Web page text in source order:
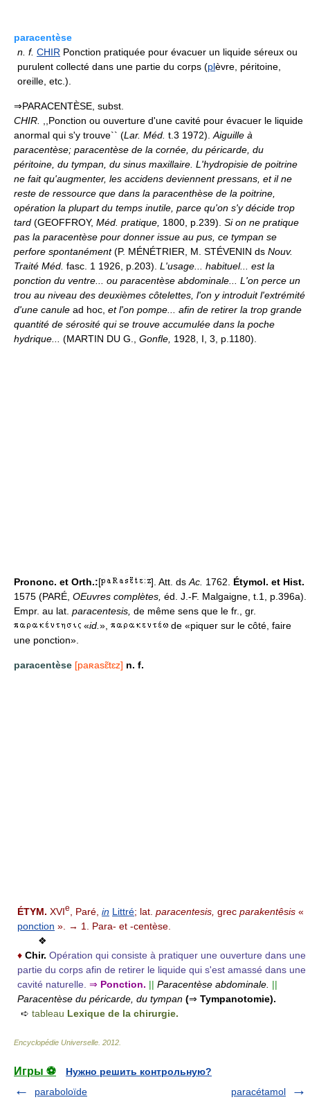
paracentèse
n. f. CHIR Ponction pratiquée pour évacuer un liquide séreux ou
purulent collecté dans une partie du corps (plèvre, péritoine,
oreille, etc.).
⇒PARACENTÈSE, subst.
CHIR.
,,Ponction ou ouverture d'une cavité pour évacuer le liquide
anormal qui s'y trouve`` (Lar. Méd. t.3 1972). Aiguille à
paracentèse; paracentèse de la cornée, du péricarde, du
péritoine, du tympan, du sinus maxillaire. L'hydropisie de poitrine
ne fait qu'augmenter, les accidens deviennent pressans, et il ne
reste de ressource que dans la paracenthèse de la poitrine,
opération la plupart du temps inutile, parce qu'on s'y décide trop
tard (GEOFFROY, Méd. pratique, 1800, p.239). Si on ne pratique
pas la paracentèse pour donner issue au pus, ce tympan se
perfore spontanément(P. MÉNÉTRIER, M. STÉVENIN ds Nouv.
Traité Méd. fasc. 1 1926, p.203). L'usage... habituel... est la
ponction du ventre... ou paracentèse abdominale... L'on perce un
trou au niveau des deuxièmes côtelettes, l'on y introduit l'extrémité
d'une canule ad hoc, et l'on pompe... afin de retirer la trop grande
quantité de sérosité qui se trouve accumulée dans la poche
hydrique... (MARTIN DU G., Gonfle, 1928, I, 3, p.1180).
Prononc. et Orth.:[ ]. Att. ds Ac. 1762. Étymol. et Hist.
1575 (PARÉ, OEuvres complètes, éd. J.-F. Malgaigne, t.1, p.396a).
Empr. au lat. paracentesis, de même sens que le fr., gr.
«id. »,
de «piquer sur le côté, faire
une ponction».
paracentèse [paʀasɛ̃tɛz] n. f.
ÉTYM. XVIe, Paré, in Littré; lat. paracentesis, grec parakentêsis «
ponction ». → 1. Para- et -centèse.
❖
♦ Chir. Opération qui consiste à pratiquer une ouverture dans une
partie du corps afin de retirer le liquide qui s'est amassé dans une
cavité naturelle. ⇒ Ponction. || Paracentèse abdominale. ||
Paracentèse du péricarde, du tympan (⇒ Tympanotomie).
➪ tableau Lexique de la chirurgie.
Encyclopédie Universelle 2012
Игры ⚽
Нужно решить контрольную?
paraboloïde
paracétamol